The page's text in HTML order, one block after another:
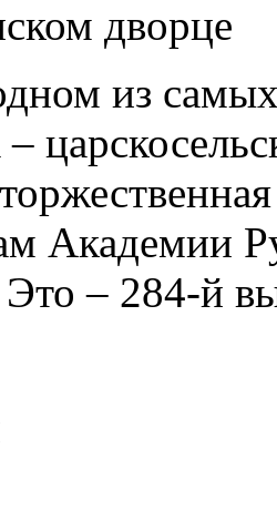
дворце
из
Академии
– 284-й